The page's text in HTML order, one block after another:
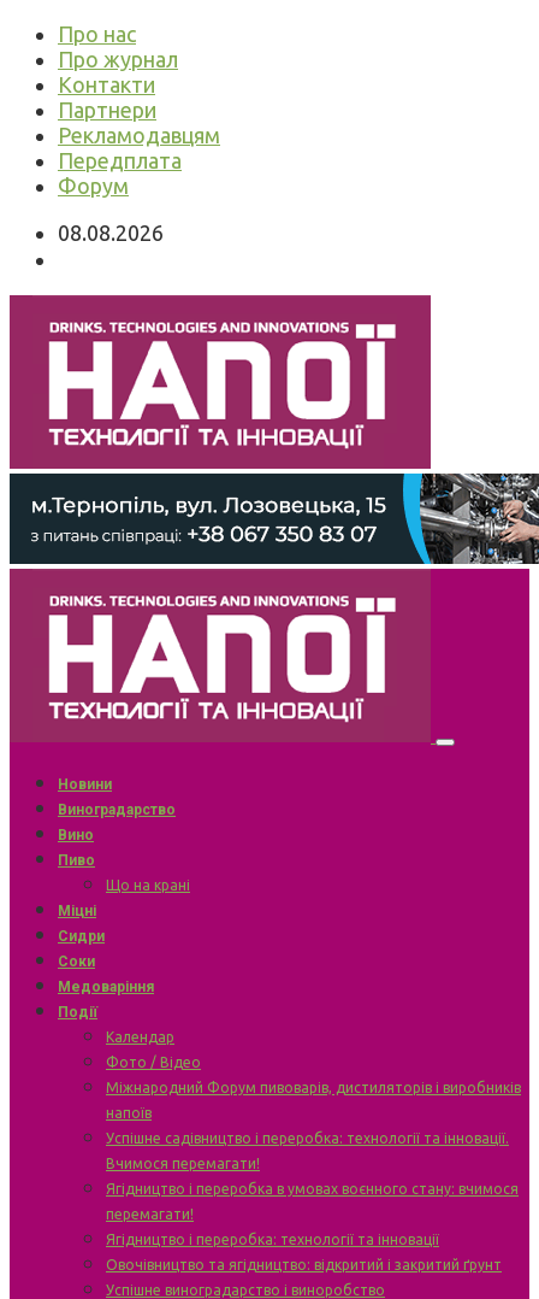
Про нас
Про журнал
Контакти
Партнери
Рекламодавцям
Передплата
Форум
08.08.2026
Новини
Виноградарство
Вино
Пиво
Що на крані
Міцні
Сидри
Соки
Медоваріння
Події
Календар
Фото / Відео
Міжнародний Форум пивоварів, дистиляторів і виробників
напоїв
Успішне садівництво і переробка: технології та інновації.
Вчимося перемагати!
Ягідництво і переробка в умовах воєнного стану: вчимося
перемагати!
Ягідництво і переробка: технології та інновації
Овочівництво та ягідництво: відкритий і закритий ґрунт
Успішне виноградарство і виноробство